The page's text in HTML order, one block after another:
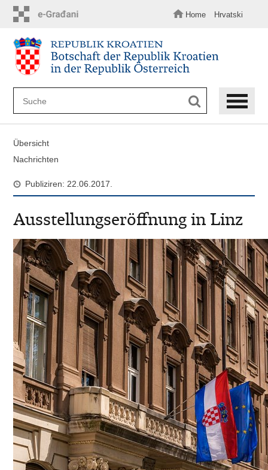
Hauptinhalt
Home Hrvatski
Übersicht
Nachrichten
Publiziren: 22.06.2017.
Ausstellungseröffnung in Linz